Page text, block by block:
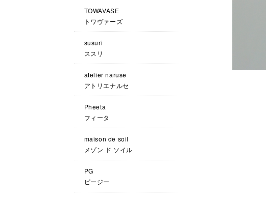
TOWAVASE
トワヴァーズ
susuri
ススリ
atelier naruse
アトリエナルセ
Pheeta
フィータ
maison de soil
メゾン ド ソイル
PG
ピージー